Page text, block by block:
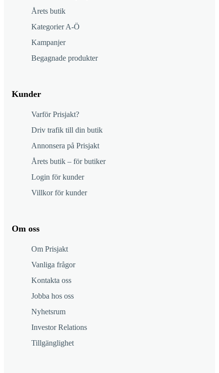
Årets butik
Kategorier A-Ö
Kampanjer
Begagnade produkter
Kunder
Varför Prisjakt?
Driv trafik till din butik
Annonsera på Prisjakt
Årets butik – för butiker
Login för kunder
Villkor för kunder
Om oss
Om Prisjakt
Vanliga frågor
Kontakta oss
Jobba hos oss
Nyhetsrum
Investor Relations
Tillgänglighet